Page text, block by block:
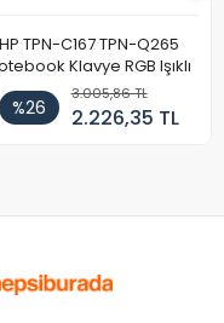
HP TPN-C167 TPN-Q265
Klavye RGB Işıklı
%26
3.005,86 TL
2.226,35 TL